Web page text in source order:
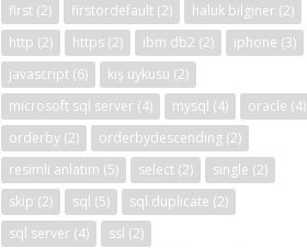
first (2) firstordefault (2) haluk bilginer (2)
http (2) https (2) ibm db2 (2) iphone (3)
javascript (6) kış uykusu (2)
microsoft sql server (4) mysql (4) oracle (4)
orderby (2) orderbydescending (2)
resimli anlatım (5) select (2) single (2)
skip (2) sql (5) sql duplicate (2)
sql server (4) ssl (2)